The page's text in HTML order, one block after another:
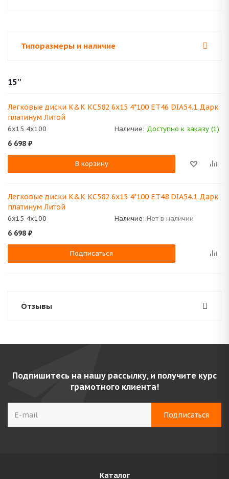
Типоразмеры и наличие
15''
Легковые диски K&K КС582 6x15 4*100 ET46 DIA54.1 Дарк
платинум Литой
6x15 4x100 Наличие: Доступно к заказу (1)
6 698 ₽
В корзину
Легковые диски K&K КС582 6x15 4*100 ET48 DIA54.1 Дарк
платинум Литой
6x15 4x100 Наличие: Нет в наличии
6 698 ₽
Подписаться
Отзывы
Подпишитесь на нашу рассылку, и получите курс
грамотного клиента!
Каталог